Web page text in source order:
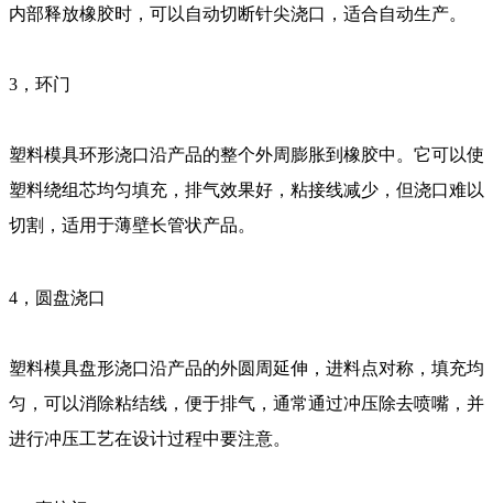
内部释放橡胶时，可以自动切断针尖浇口，适合自动生产。
3，环门
塑料模具环形浇口沿产品的整个外周膨胀到橡胶中。它可以使
塑料绕组芯均匀填充，排气效果好，粘接线减少，但浇口难以
切割，适用于薄壁长管状产品。
4，圆盘浇口
塑料模具盘形浇口沿产品的外圆周延伸，进料点对称，填充均
匀，可以消除粘结线，便于排气，通常通过冲压除去喷嘴，并
进行冲压工艺在设计过程中要注意。